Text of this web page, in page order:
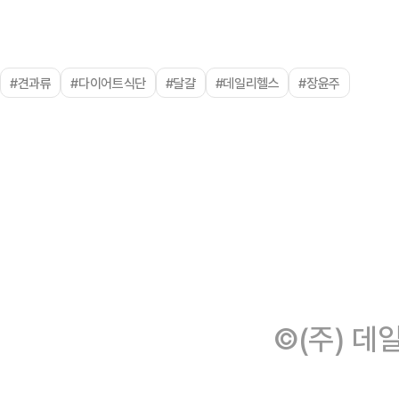
#견과류 #다이어트식단 #달걀 #데일리헬스 #장윤주
©(주) 데